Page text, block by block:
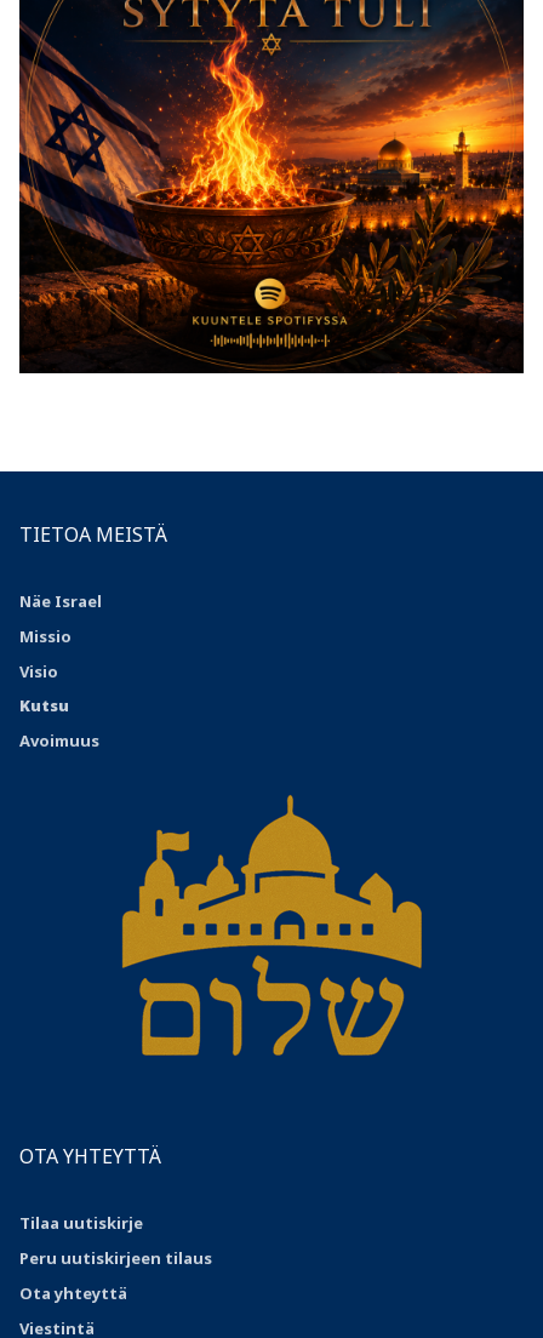
TIETOA MEISTÄ
Näe Israel
Missio
Visio
Kutsu
Avoimuus
OTA YHTEYTTÄ
Tilaa uutiskirje
Peru uutiskirjeen tilaus
Otayhteyttä
Viestintä